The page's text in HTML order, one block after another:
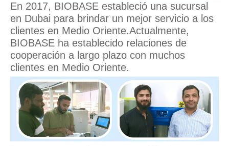
En 2017, BIOBASE estableció una sucursal
en Dubai para brindar un mejor servicio a los
clientes en Medio Oriente.Actualmente,
BIOBASE ha establecido relaciones de
cooperación a largo plazo con muchos
clientes en Medio Oriente.